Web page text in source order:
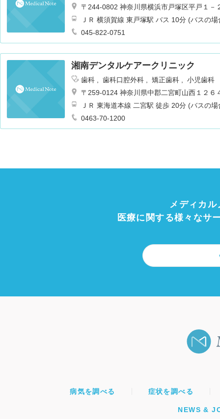
〒244-0802 神奈川県横浜市戸塚区平戸１－
ＪＲ 横須賀線 東戸塚駅 バス 10分 (バスの
045-822-0751
湘南デンタルケアークリニック
歯科 歯科口腔外科 矯正歯科
小児歯科
〒259-0124 神奈川県中郡二宮町山西１２６
ＪＲ 東海道本線 二宮駅 徒歩 20分 (バスの
0463-70-1200
メディカ
医療に関する様々なサ
病気を調べる 症状を調べる
NEWS &